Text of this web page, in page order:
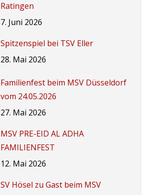
Ratingen
7. Juni 2026
Spitzenspiel bei TSV Eller
28. Mai 2026
Familienfest beim MSV Düsseldorf
vom 24.05.2026
27. Mai 2026
MSV PRE-EID AL ADHA
FAMILIENFEST
12. Mai 2026
SV Hösel zu Gast beim MSV